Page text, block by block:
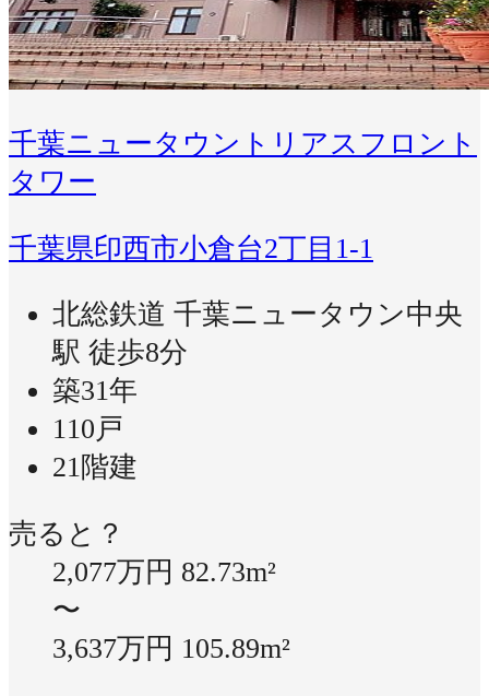
千葉ニュータウントリアスフロント
タワー
千葉県印西市小倉台2丁目1-1
北総鉄道 千葉ニュータウン中央
駅 徒歩8分
築31年
110戸
21階建
売ると？
2,077万円 82.73m²
〜
3,637万円 105.89m²